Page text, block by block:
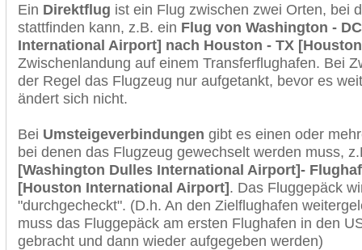
Ein Direktflug ist ein Flug zwischen zwei Orten, bei
stattfinden kann, z.B. ein Flug von Washington -
International Airport] nach Houston - TX
Zwischenlandung auf einem Transferflughafen. Bei
der Regel das Flugzeug nur aufgetankt, bevor es
ändert sich nicht.
Bei Umsteigeverbindungen gibt es einen oder
bei denen das Flugzeug gewechselt werden muss,
[Washington Dulles International Airport]-
[Houston International Airport]. Das Fluggepäck
"durchgecheckt". (D.h. An den Zielflughafen
muss das Fluggepäck am ersten Flughafen in den
gebracht und dann wieder aufgegeben werden)